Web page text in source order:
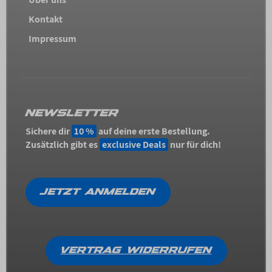
Kontakt
Impressum
NEWSLETTER
Sichere dir 10 % auf deine erste Bestellung.
Zusätzlich gibt es exclusive Deals nur für dich!
JETZT ANMELDEN
VERTRAG WIDERRUFEN